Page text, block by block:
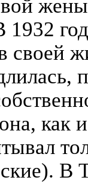
1932
своей
как
В